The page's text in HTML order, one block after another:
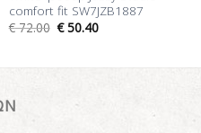
comfort fit SW7JZB1887
€72.00 €50.40